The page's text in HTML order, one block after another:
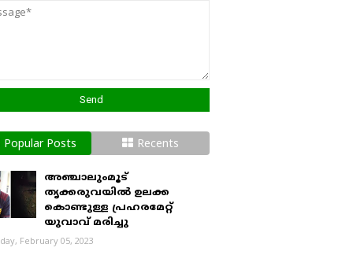
Popular Posts Recents
അഞ്ചാലുംമൂട്
തൃക്കരുവയിൽ ഉലക്ക
കൊണ്ടുള്ള പ്രഹരമേറ്റ്
യുവാവ് മരിച്ചു
February 05, 2023